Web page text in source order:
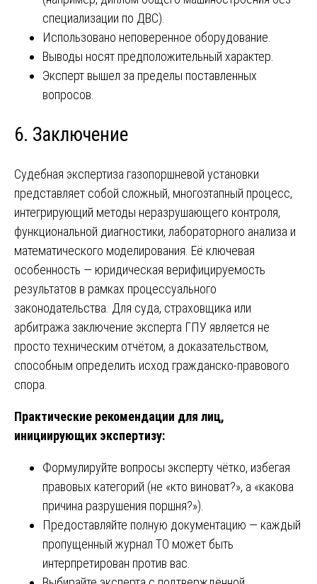
специализации по ДВС).
Использовано неповеренное оборудование.
Выводы носят предположительный характер.
Эксперт вышел за пределы поставленных
вопросов.
6. Заключение
Судебная экспертиза газопоршневой установки
представляет собой сложный, многоэтапный процесс,
интегрирующий методы неразрушающего контроля,
функциональной диагностики, лабораторного анализа и
математического моделирования. Её ключевая
особенность — юридическая верифицируемость
результатов в рамках процессуального
законодательства. Для суда, страховщика или
арбитража заключение эксперта ГПУ является не
просто техническим отчётом, а доказательством,
способным определить исход гражданско-правового
спора.
Практические рекомендации для лиц,
инициирующих экспертизу:
Формулируйте вопросы эксперту чётко, избегая
правовых категорий (не «кто виноват?», а «какова
причина разрушения поршня?»).
Предоставляйте полную документацию — каждый
пропущенный журнал ТО может быть
интерпретирован против вас.